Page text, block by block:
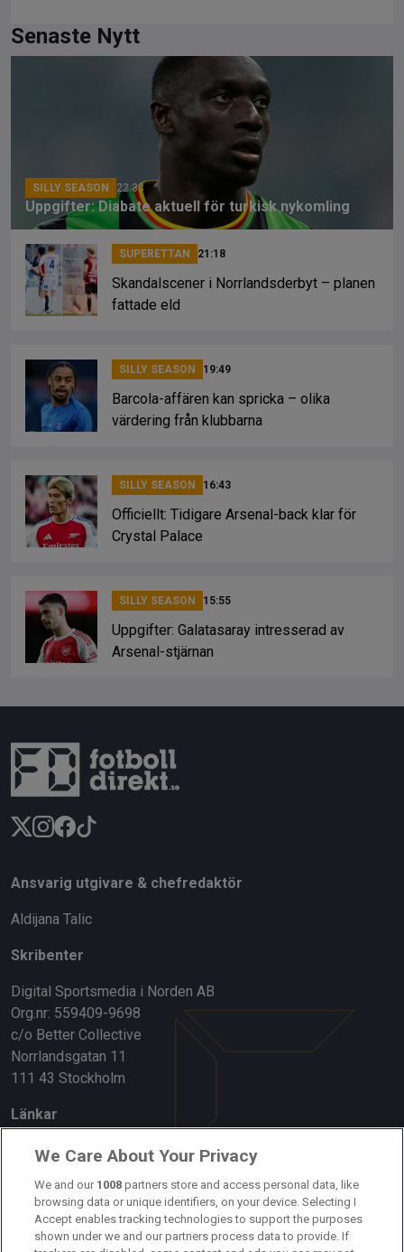
b
o
o
k
a
d
s
n
k
Senaste Nytt
SILLY SEASON 22:33
Uppgifter: Diabate aktuell för turkisk nykomling
SUPERETTAN 21:18
Skandalscener i Norrlandsderbyt – planen
fattade eld
SILLY SEASON 19:49
Barcola-affären kan spricka – olika
värdering från klubbarna
SILLY SEASON 16:43
Officiellt: Tidigare Arsenal-back klar för
Crystal Palace
SILLY SEASON 15:55
Uppgifter: Galatasaray intresserad av
Arsenal-stjärnan
Ansvarig utgivare & chefredaktör
Aldijana Talic
Skribenter
Digital Sportsmedia i Norden AB
Org.nr: 559409-9698
c/o Better Collective
Norrlandsgatan 11
111 43 Stockholm
Länkar
Om oss
Kontakta oss
Kundtjänst
We Care About Your Privacy
We and our 1008 partners store and access personal data, like
browsing data or unique identifiers, on your device. Selecting I
Accept enables tracking technologies to support the purposes
shown under we and our partners process data to provide. If